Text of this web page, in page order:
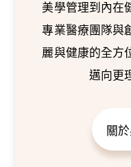
美學管理到內在
專業醫療團隊與
麗與健康的全方
邁向更
關